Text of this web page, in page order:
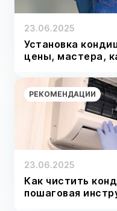
23.06.2025
Установка
цены, мастера,
РЕКОМЕНДАЦИИ
23.06.2025
Как чистить
пошаговая